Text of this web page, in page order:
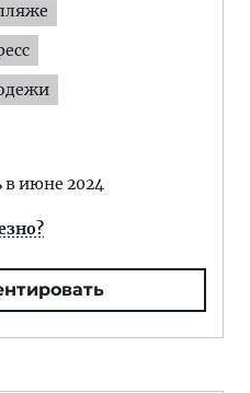
в июне 2024